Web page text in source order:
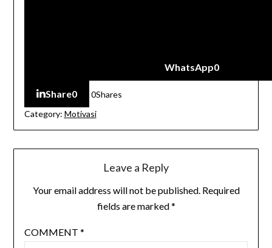
WhatsApp0
Share0 0Shares
Category: Motivasi
Leave a Reply
Your email address will not be published. Required
fields are marked*
COMMENT *